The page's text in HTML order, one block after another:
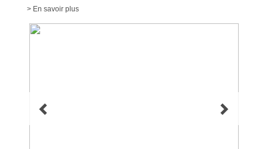
> En savoir plus